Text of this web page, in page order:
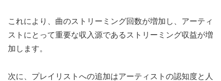
これにより、曲のストリーミング回数が増加し、アーティ
ストにとって重要な収入源であるストリーミング収益が増
加します。
次に、プレイリストへの追加はアーティストの認知度と人